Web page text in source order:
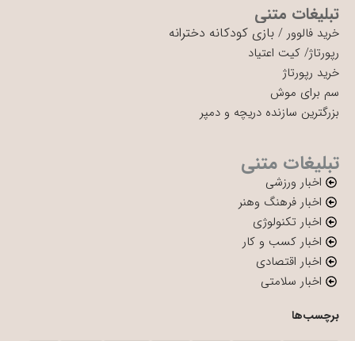
تبلیغات متنی
خرید فالوور / بازی کودکانه دخترانه
رپورتاژ/ کیت اعتیاد
خرید رپورتاژ
سم برای موش
بزرگترین سازنده دریچه و دمپر
تبلیغات متنی
اخبار ورزشی
اخبار فرهنگ وهنر
اخبار تکنولوژی
اخبار کسب و کار
اخبار اقتصادی
اخبار سلامتی
برچسب‌ها